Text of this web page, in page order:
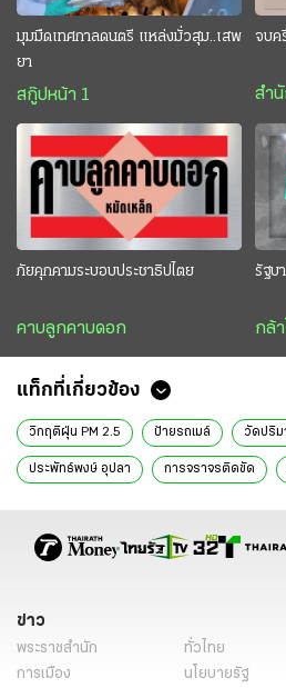
มุมมืดเทศกาลดนตรี แหล่งมั่วสุม..เสพ
ยา
สกู๊ปหน้า 1
จบค
สำนั
ภัยคุกคามระบอบประชาธิปไตย
คาบลูกคาบดอก
รัฐบ
กล้
แท็กที่เกี่ยวข้อง
วิกฤติฝุ่น PM 2.5 ป้ายรถเมล์ วัดปริ
ประพัทธ์พงษ์ อุปลา การจราจรติดขัด
ข่าว
พระราชสำนัก ทั่วไทย
การเมือง
นโยบายรัฐ